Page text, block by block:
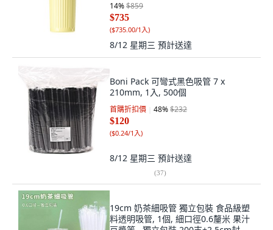
14%$859
$735
($735.00/1入)
8/12 星期三 預計送達
Boni Pack 可彎式黑色吸管 7 x
210mm, 1入, 500個
首購折扣價 48%$232
$120
($0.24/1入)
8/12 星期三 預計送達
(37)
19cm 奶茶細吸管 獨立包裝 食品級塑
料透明吸管, 1個, 細口徑0.6釐米 果汁